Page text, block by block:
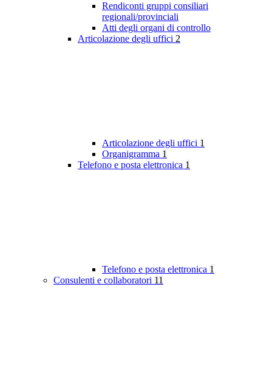
Rendiconti gruppi consiliari
regionali/provinciali
Atti degli organi di controllo
Articolazione degli uffici 2
Articolazione degli uffici 1
Organigramma 1
Telefono e posta elettronica 1
Telefono e posta elettronica 1
Consulenti e collaboratori 11